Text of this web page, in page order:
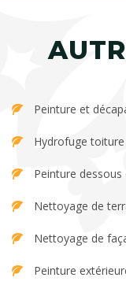
Peinture et
Hydrofuge
Peinture
Nettoyage de
Nettoyage de
Peinture